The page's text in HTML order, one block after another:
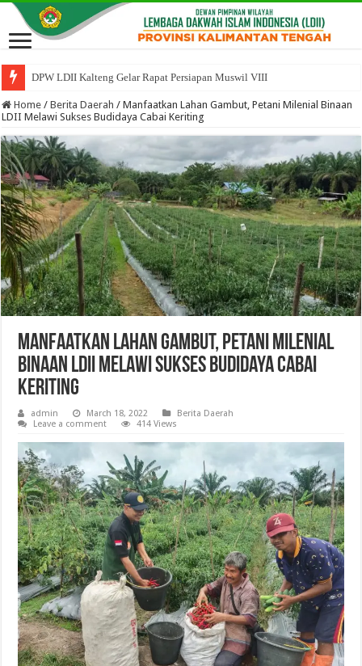
DPW LDII Kalteng Gelar Rapat Persiapan Muswil VIII
Home / Berita Daerah / Manfaatkan Lahan Gambut, Petani Milenial Binaan
LDII Melawi Sukses Budidaya Cabai Keriting
Manfaatkan Lahan Gambut, Petani Milenial
Binaan LDII Melawi Sukses Budidaya Cabai
Keriting
admin March 18, 2022
Berita Daerah
Leave a comment
414 Views